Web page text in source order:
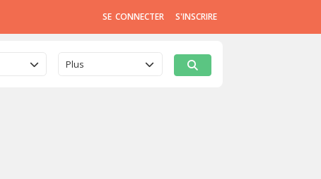
SE CONNECTER S'INSCRIRE
Plus